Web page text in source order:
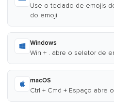
Use o teclado de emojis
do emoji
Windows
Win + . abre o seletor de
macOS
Ctrl + Cmd + Espaço abre